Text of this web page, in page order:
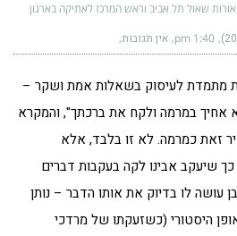
שאול תל אביב וראש המרכז לאתיקה בארגון
1:40 pm אין תגובות
מתמדת לעיסוק בשאלות אמת ושקר –
אחיך במרמה ולקח את ברכתך", והמקרא
זאת כמרמה. לא זו בלבד, אלא
שיעקב אבינו לקה בעקבות דברים
עושה לו בדיוק את אותו הדבר – נותן
היסטורי (כשזעקתו של מרדכי